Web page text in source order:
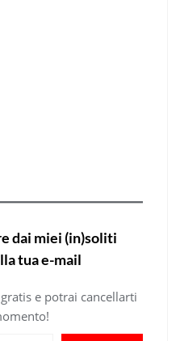
dai miei (in)soliti
tua e-mail
e potrai cancellarti